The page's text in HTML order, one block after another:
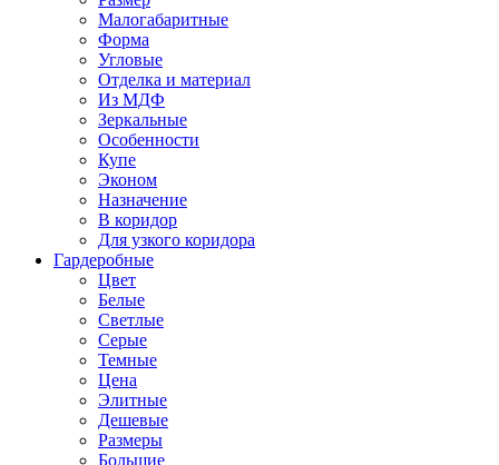
Малогабаритные
Форма
Угловые
Отделка и материал
Из МДФ
Зеркальные
Особенности
Купе
Эконом
Назначение
В коридор
Для узкого коридора
Гардеробные
Цвет
Белые
Светлые
Серые
Темные
Цена
Элитные
Дешевые
Размеры
Большие